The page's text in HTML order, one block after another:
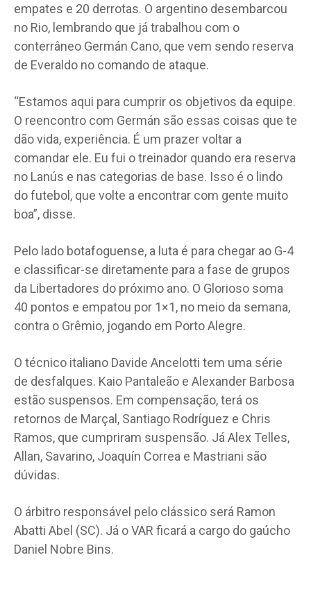
empates e 20 derrotas. O argentino desembarcou
no Rio, lembrando que já trabalhou com o
conterrâneo Germán Cano, que vem sendo reserva
de Everaldo no comando de ataque.
“Estamos aqui para cumprir os objetivos da equipe.
O reencontro com Germán são essas coisas que te
dão vida, experiência. É um prazer voltar a
comandar ele. Eu fui o treinador quando era reserva
no Lanús e nas categorias de base. Isso é o lindo
do futebol, que volte a encontrar com gente muito
boa”, disse.
Pelo lado botafoguense, a luta é para chegar ao G-4
e classificar-se diretamente para a fase de grupos
da Libertadores do próximo ano. O Glorioso soma
40 pontos e empatou por 1×1, no meio da semana,
contra o Grêmio, jogando em Porto Alegre.
O técnico italiano Davide Ancelotti tem uma série
de desfalques. Kaio Pantaleão e Alexander Barbosa
estão suspensos. Em compensação, terá os
retornos de Marçal, Santiago Rodríguez e Chris
Ramos, que cumpriram suspensão. Já Alex Telles,
Allan, Savarino, Joaquín Correa e Mastriani são
dúvidas.
O árbitro responsável pelo clássico será Ramon
Abatti Abel (SC). Já o VAR ficará a cargo do gaúcho
Daniel Nobre Bins.